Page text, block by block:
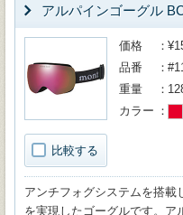
アルパインゴーグル
比較する
価格
品番
重量
カラー
アンチフォグシステムを搭載
を実現したゴーグルです。ア